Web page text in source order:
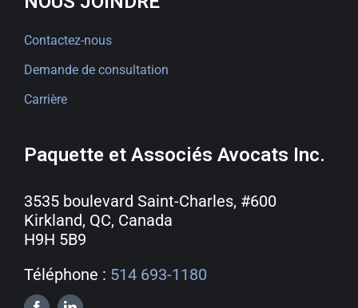
Contactez-nous
Demande de consultation
Carrière
Paquette et Associés Avocats Inc.
3535 boulevard Saint-Charles, #600
Kirkland, QC, Canada
H9H 5B9
Téléphone : 514 693-1180